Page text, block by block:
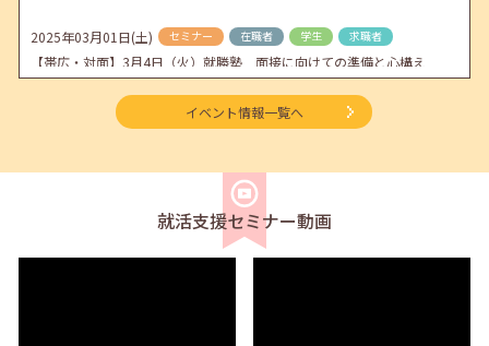
2025年03月01日(土) セミナー 在職者 学生 求職者
【帯広・対面】3月4日（火）就勝塾 面接に向けての準備と心構え
11:00～11:40
【函館・対面】3月5日（水）就勝塾 「採用につながる応募書類の書
在職者
イベント情報一覧へ
就活支援セミナー動画